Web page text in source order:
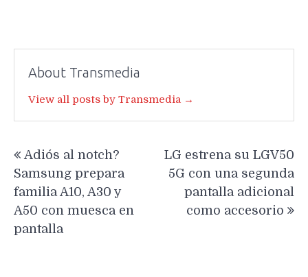
About Transmedia
View all posts by Transmedia →
de
entradas
Adiós al notch?
Samsung prepara
familia A10, A30 y
A50 con muesca en
pantalla
LG estrena su LGV50
5G con una segunda
pantalla adicional
como accesorio